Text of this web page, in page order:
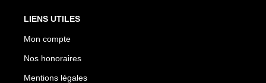
LIENS UTILES
Mon compte
Nos honoraires
Mentions légales